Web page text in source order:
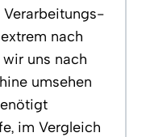
nach
uns nach
umsehen
im Vergleich